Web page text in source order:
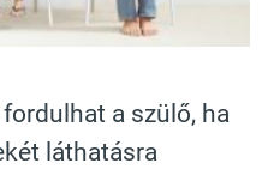
a szülő, ha
láthatásra